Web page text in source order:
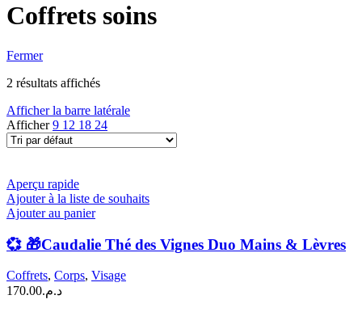
Coffrets soins
Fermer
2 résultats affichés
Afficher la barre latérale
Afficher9 12 18 24
Aperçu rapide
Ajouter à la liste de souhaits
Ajouter au panier
💞 🎁Caudalie Thé des Vignes Duo Mains & Lèvres
Coffrets, Corps, Visage
د.م.170.00